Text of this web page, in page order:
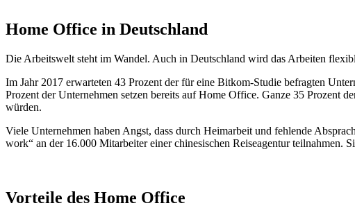
Home Office in Deutschland
Die Arbeitswelt steht im Wandel. Auch in Deutschland wird das Arbeiten
Im Jahr 2017 erwarteten 43 Prozent der für eine Bitkom-Studie befragten
Prozent der Unternehmen setzen bereits auf Home Office. Ganze 35 Prozent
würden.
Viele Unternehmen haben Angst, dass durch Heimarbeit und fehlende
work“ an der 16.000 Mitarbeiter einer chinesischen Reiseagentur teilnahmen.
Vorteile des Home Office